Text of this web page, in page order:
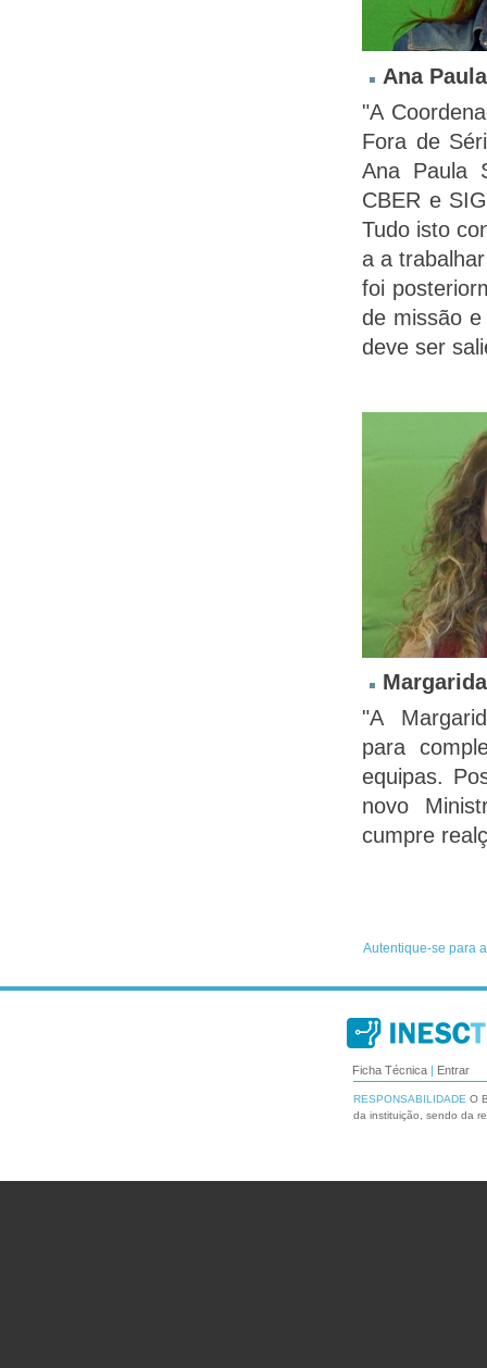
Ana
"A
Fora de
Ana Paula
CBER e
Tudo isto
a a
foi
de missão
deve ser
"A
para
equipas.
novo
cumpre
Ficha Técnica Entrar
RESPONSABILIDADE O
da instituição, sendo da